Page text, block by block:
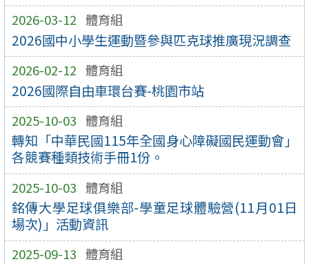
2026-03-12 體育組
2026國中小學生運動暨參與匹克球推廣現況調查
2026-02-12 體育組
2026國際自由車環台賽-桃園市站
2025-10-03 體育組
轉知「中華民國115年全國身心障礙國民運動會」
各競賽種類技術手冊1份。
2025-10-03 體育組
銘傳大學足球俱樂部-學童足球體驗營(11月01日
場次)」活動資訊
2025-09-13 體育組